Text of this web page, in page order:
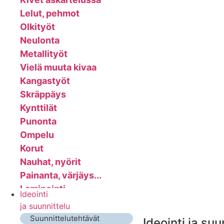
Lelut, pehmot
Olkityöt
Neulonta
Metallityöt
Vielä muuta kivaa
Kangastyöt
Skräppäys
Kynttilät
Punonta
Ompelu
Korut
Nauhat, nyörit
Painanta, värjäys...
Laminointi
Sarvi- ja luutyöt
Mosaiikkityöt
Ideointi
ja suunnittelu
Suunnittelutehtävät